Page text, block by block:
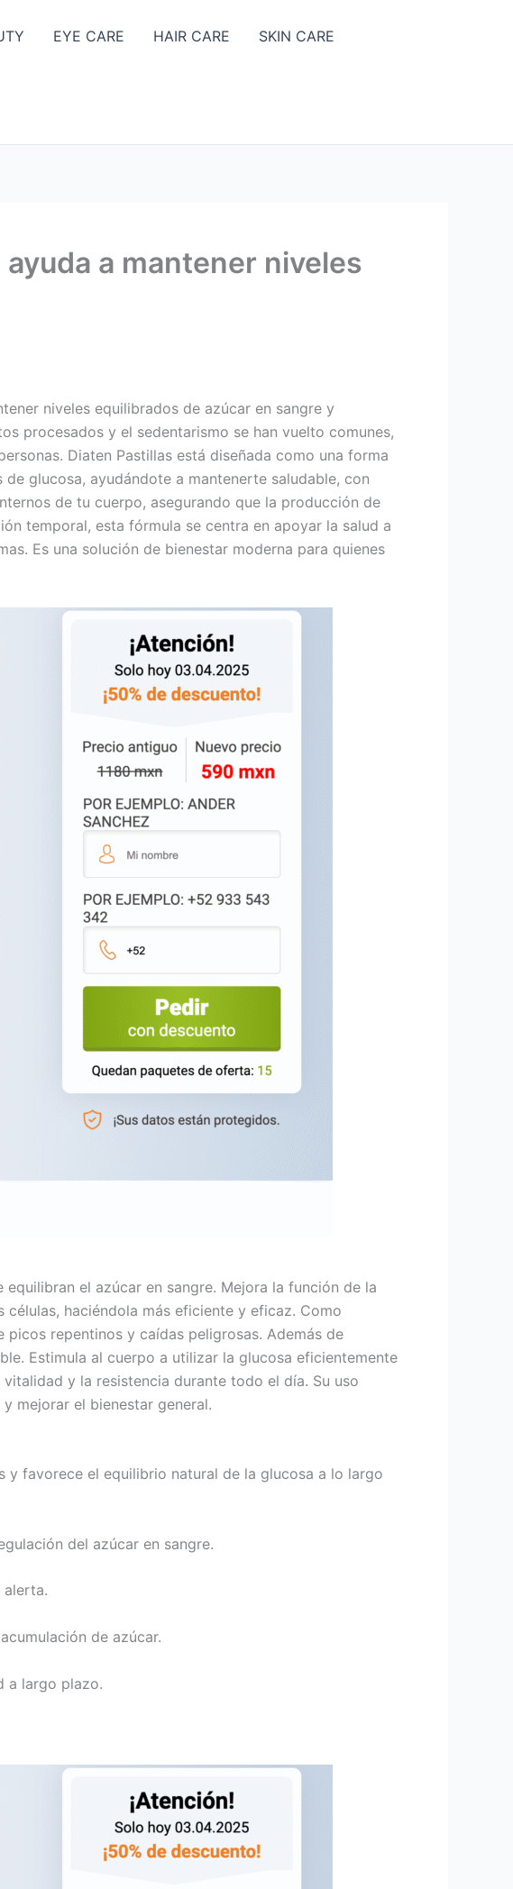
EYE CARE HAIR CARE SKIN CARE
a mantener niveles
niveles equilibrados de azúcar en sangre y
procesados ​​y el sedentarismo se han vuelto comunes,
Diaten Pastillas está diseñada como una forma
glucosa, ayudándote a mantenerte saludable, con
de tu cuerpo, asegurando que la producción de
temporal, esta fórmula se centra en apoyar la salud a
Es una solución de bienestar moderna para quienes
el azúcar en sangre. Mejora la función de la
haciéndola más eficiente y eficaz. Como
repentinos y caídas peligrosas. Además de
Estimula al cuerpo a utilizar la glucosa eficientemente
y la resistencia durante todo el día. Su uso
mejorar el bienestar general.
y favorece el equilibrio natural de la glucosa a lo largo
del azúcar en sangre.
alerta.
de azúcar.
a largo plazo.